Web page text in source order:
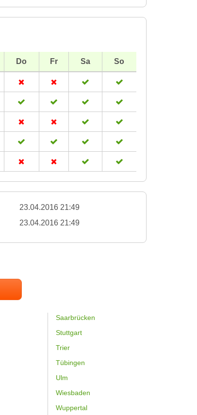
Do Fr Sa So
23.04.2016 21:49
23.04.2016 21:49
Saarbrücken
Stuttgart
Trier
Tübingen
Ulm
Wiesbaden
Wuppertal